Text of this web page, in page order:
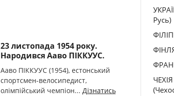
23 листопада 1954 року.
Народився Ааво ПІККУУС.
Ааво ПІККУУС (1954), естонський
спортсмен-велосипедист,
олімпійський чемпіон... Дізнатись
Русь)
ЧЕХІЯ